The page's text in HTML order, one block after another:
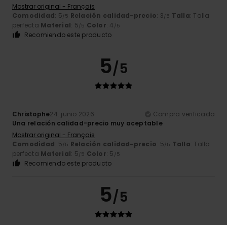
Mostrar original - Français
Comodidad: 5/5 Relación calidad-precio: 3/5 Talla: Talla
perfecta Material: 5/5 Color: 4 /5
Recomiendo este producto
5/5
Christophe24. junio 2026
Compra verificada
Una relación calidad-precio muy aceptable
Mostrar original - Français
Comodidad: 5/5 Relación calidad-precio: 5/5 Talla: Talla
perfecta Material: 5/5 Color: 5 /5
Recomiendo este producto
5/5